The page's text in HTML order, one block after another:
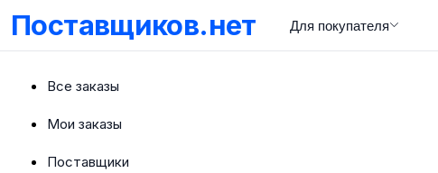
Поставщиков.нет Для покупателя
Все заказы
Мои заказы
Поставщики